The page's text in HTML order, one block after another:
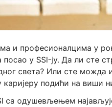
и професионалцима у
посао у SSI-ју. Да ли сте
света? Или сте можда
каријеру подићи на виши
са одушевљењем